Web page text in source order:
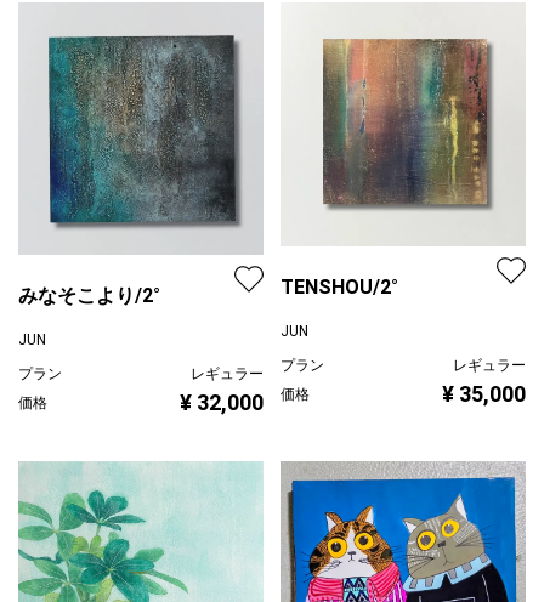
みなそこより/2°
JUN
プラン
レギュラー
価格
¥ 32,000
TENSHOU/2°
JUN
プラン
レギュラー
価格
¥ 35,000